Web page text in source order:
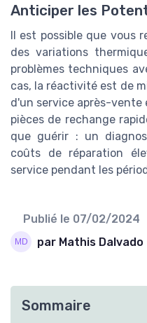
Anticiper les
Il est possible que vous
des variations
problèmes techniques
cas, la réactivité est de
d'un service après-vente
pièces de rechange
que guérir : un
coûts de réparation
service pendant les
Publié le 07/02/2024
par Mathis Dalvado
Sommaire